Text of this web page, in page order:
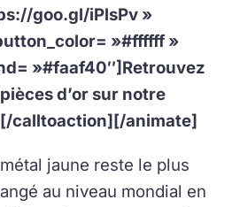
goo.gl/iPlsPv »
»#ffffff »
»#faaf40″]Retrouvez
d’or sur notre
calltoaction][/animate]
jaune reste le plus
au niveau mondial en